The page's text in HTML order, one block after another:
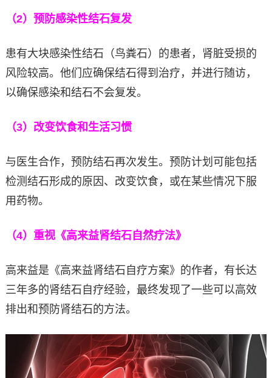
（2）预防感染性结石复发
患有大块感染性结石（鸟粪石）的患者，肾脏受损的
风险较高。他们应确保结石得到治疗，并进行随访，
以确保感染和结石不会复发。
（3）改变饮食和生活习惯
与医生合作，预防结石再次发生。预防计划可能包括
检测结石形成的原因、改变饮食，或在某些情况下服
用药物。
（4）重视《高来益肾结石自然疗法》
高来益是《高来益肾结石自疗方案》的作者，有长达
三年多的肾结石自疗经验，最终发现了一些可以高效
排出和预防肾结石的方法。